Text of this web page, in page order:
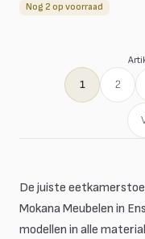
Nog 2 op voorraad
1 2
De juiste
Mokana Meubelen in
modellen in alle